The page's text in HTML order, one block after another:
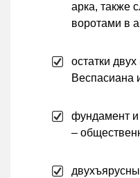
арка, также
воротами в
остатки
фундамент
–